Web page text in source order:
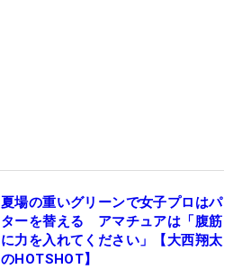
夏場の重いグリーンで女子プロはパ
ターを替える アマチュアは「腹筋
に力を入れてください」【大西翔太
のHOTSHOT】